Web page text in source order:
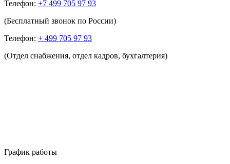
Телефон: +7 499 705 97 93
(Бесплатный звонок по России)
Телефон: + 499 705 97 93
(Отдел снабжения, отдел кадров, бухгалтерия)
График работы